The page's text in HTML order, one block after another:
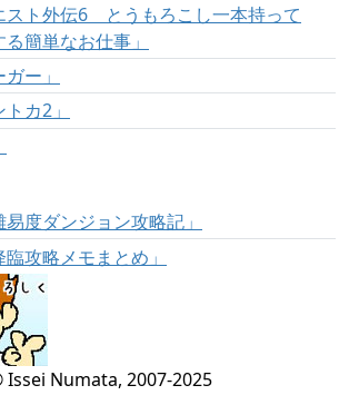
スト外伝6 とうもろこし一本持って
簡単なお仕事」
ー」
カ2」
易度ダンジョン攻略記」
臨攻略メモまとめ」
Issei Numata, 2007-2025